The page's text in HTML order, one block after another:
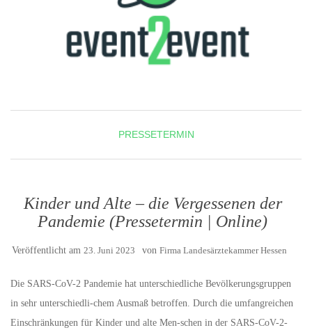
PRESSETERMIN
Kinder und Alte – die Vergessenen der
Pandemie (Pressetermin | Online)
Veröffentlicht am 23. Juni 2023 von Firma Landesärztekammer Hessen
Die SARS-CoV-2 Pandemie hat unterschiedliche Bevölkerungsgruppen
in sehr unterschiedli-chem Ausmaß betroffen. Durch die umfangreichen
Einschränkungen für Kinder und alte Men-schen in der SARS-CoV-2-